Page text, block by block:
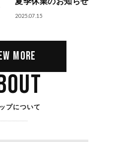
プについて
2025.07.15
MORE